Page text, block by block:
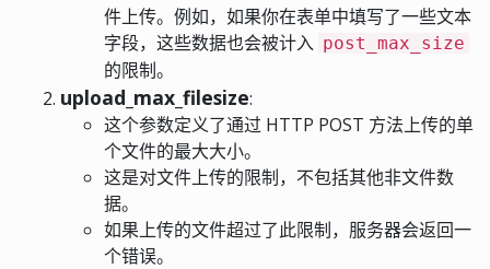
件上传。例如，如果你在表单中填写了一些文本
字段，这些数据也会被计入 post_max_size
的限制。
upload_max_filesize:
这个参数定义了通过 HTTP POST 方法上传的单
个文件的最大大小。
这是对文件上传的限制，不包括其他非文件数
据。
如果上传的文件超过了此限制，服务器会返回一
个错误。